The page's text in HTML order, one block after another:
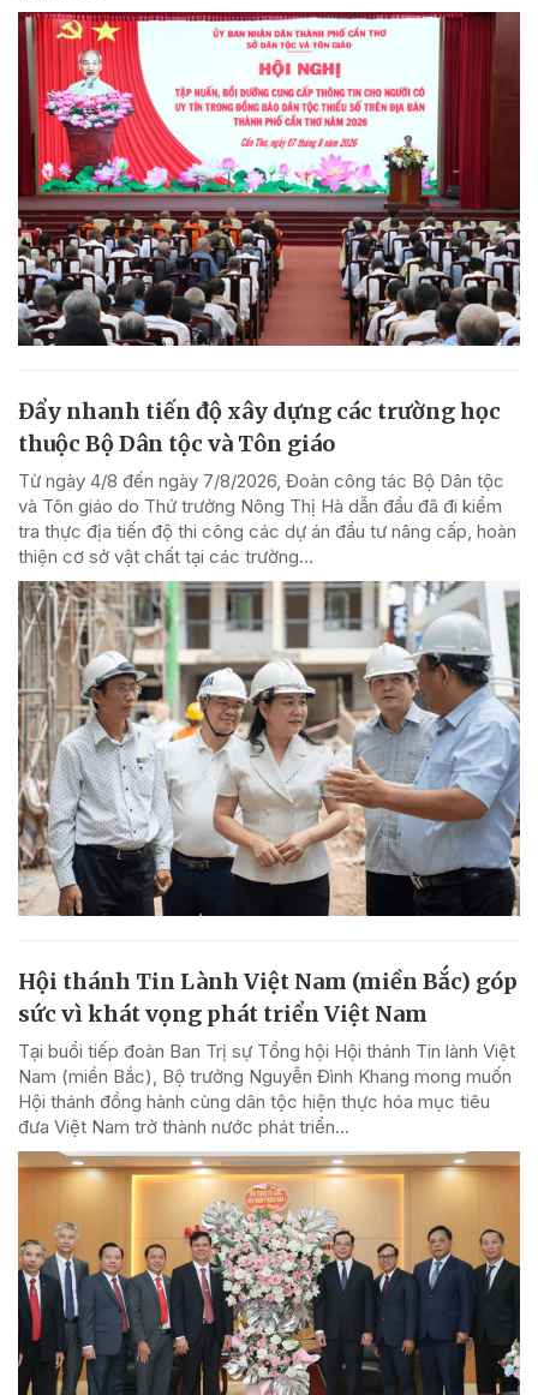
Đẩy nhanh tiến độ xây dựng các trường học
thuộc Bộ Dân tộc và Tôn giáo
Từ ngày 4/8 đến ngày 7/8/2026, Đoàn công tác Bộ Dân tộc
và Tôn giáo do Thứ trưởng Nông Thị Hà dẫn đầu đã đi kiểm
tra thực địa tiến độ thi công các dự án đầu tư nâng cấp, hoàn
thiện cơ sở vật chất tại các trường...
Hội thánh Tin Lành Việt Nam (miền Bắc) góp
sức vì khát vọng phát triển Việt Nam
Tại buổi tiếp đoàn Ban Trị sự Tổng hội Hội thánh Tin lành Việt
Nam (miền Bắc), Bộ trưởng Nguyễn Đình Khang mong muốn
Hội thánh đồng hành cùng dân tộc hiện thực hóa mục tiêu
đưa Việt Nam trở thành nước phát triển...